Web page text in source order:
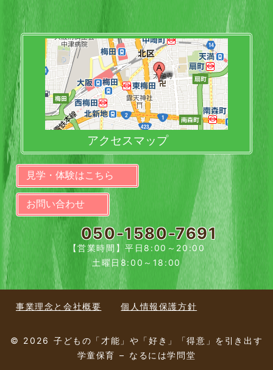
アクセスマップ
見学・体験はこちら
お問い合わせ
050-1580-7691
【営業時間】平日8:00～20:00
土曜日8:00～18:00
事業理念と会社概要 個人情報保護方針
© 2026 子どもの「才能」や「好き」「得意」を引き出す
学童保育 – なるには学問堂